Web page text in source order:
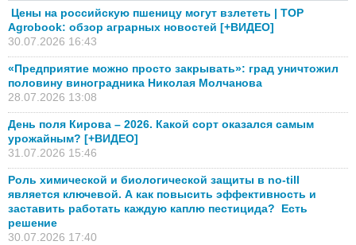
Цены на российскую пшеницу могут взлететь | TOP
Agrobook: обзор аграрных новостей [+ВИДЕО]
30.07.2026 16:43
«Предприятие можно просто закрывать»: град уничтожил
половину виноградника Николая Молчанова
28.07.2026 13:08
День поля Кирова – 2026. Какой сорт оказался самым
урожайным? [+ВИДЕО]
31.07.2026 15:46
Роль химической и биологической защиты в no-till
является ключевой. А как повысить эффективность и
заставить работать каждую каплю пестицида? Есть
решение
30.07.2026 17:40